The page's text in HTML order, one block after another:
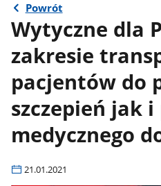
Powrót
Wytyczne dla
zakresie
pacjentów do
szczepień jak
medycznego
21.01.2021